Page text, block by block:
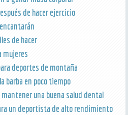
de hacer ejercicio
de hacer
mujeres
deportes de montaña
barba en poco tiempo
una buena salud dental
un deportista de alto rendimiento